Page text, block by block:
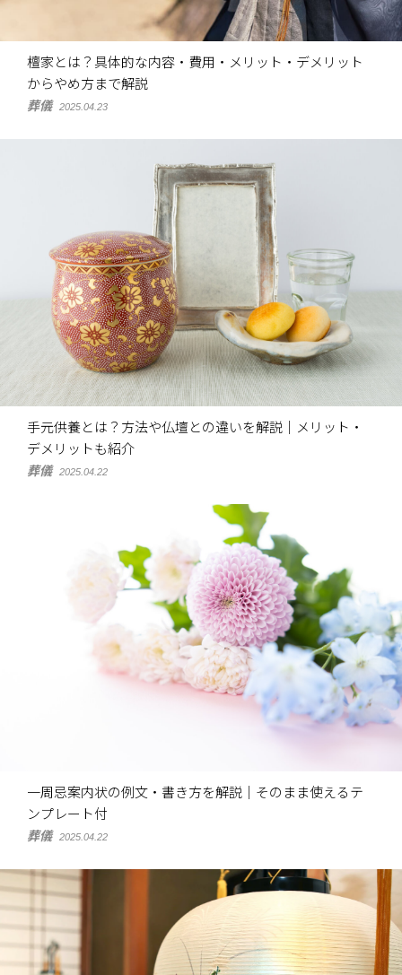
檀家とは？具体的な内容・費用・メリット・デメリット
からやめ方まで解説
葬儀 2025.04.23
手元供養とは？方法や仏壇との違いを解説｜メリット・
デメリットも紹介
葬儀 2025.04.22
一周忌案内状の例文・書き方を解説｜そのまま使えるテ
ンプレート付
葬儀 2025.04.22